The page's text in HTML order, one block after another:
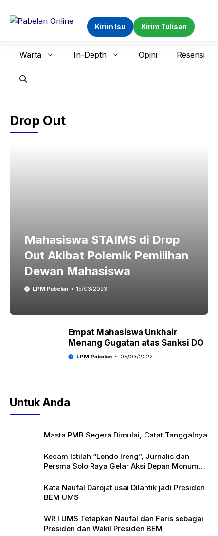
Kirim Isu Kirim Tulisan
Warta In-Depth Opini Resensi
Drop Out
Mahasiswa STAIMS di Drop
Out Akibat Polemik Pemilihan
Dewan Mahasiswa
LPM Pabelan 15/03/2023
Empat Mahasiswa Unkhair
Menang Gugatan atas Sanksi DO
LPM Pabelan 05/03/2022
Untuk Anda
Masta PMB Segera Dimulai, Catat Tanggalnya
Kecam Istilah “Londo Ireng”, Jurnalis dan
Persma Solo Raya Gelar Aksi Depan Monumen
Kata Naufal Darojat usai Dilantik jadi Presiden
BEM UMS
WR I UMS Tetapkan Naufal dan Faris sebagai
Presiden dan Wakil Presiden BEM